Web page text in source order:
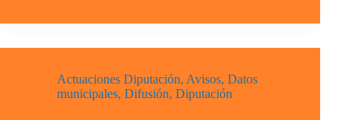
Actuaciones Diputación, Avisos, Datos
municipales, Difusión, Diputación